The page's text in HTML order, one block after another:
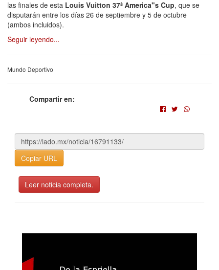
las finales de esta Louis Vuitton 37ª America"s Cup, que se
disputarán entre los días 26 de septiembre y 5 de octubre
(ambos incluidos).
Seguir leyendo...
Mundo Deportivo
Compartir en:
Copiar URL
Leer noticia completa.